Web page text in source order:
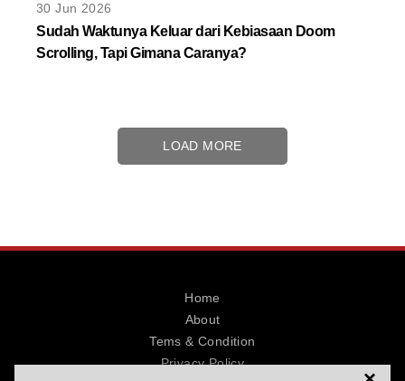
30 Jun 2026
Sudah Waktunya Keluar dari Kebiasaan Doom
Scrolling, Tapi Gimana Caranya?
LOAD MORE
Home
About
Tems & Condition
Privacy Policy